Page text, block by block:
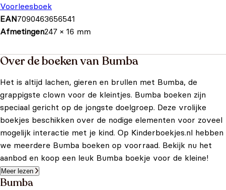
Voorleesboek
EAN7090463656541
Afmetingen247 × 16 mm
Over de boeken van Bumba
Het is altijd lachen, gieren en brullen met Bumba, de
grappigste clown voor de kleintjes. Bumba boeken zijn
speciaal gericht op de jongste doelgroep. Deze vrolijke
boekjes beschikken over de nodige elementen voor zoveel
mogelijk interactie met je kind. Op Kinderboekjes.nl hebben
we meerdere Bumba boeken op voorraad. Bekijk nu het
aanbod en koop een leuk Bumba boekje voor de kleine!
Meer lezen
Bumba